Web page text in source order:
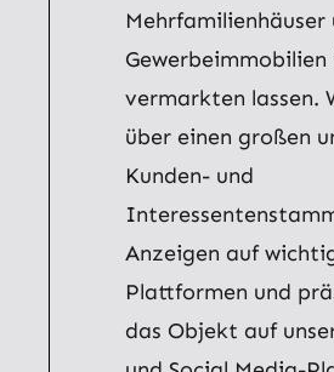
Mehrfamilienhäuser
vermarkten lassen.
über einen großen
Kunden- und
Anzeigen auf
Plattformen und
das Objekt auf